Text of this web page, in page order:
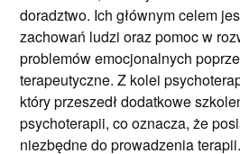
doradztwo. Ich głównym celem
zachowań ludzi oraz pomoc w
problemów emocjonalnych
terapeutyczne. Z kolei
który przeszedł dodatkowe
psychoterapii, co oznacza, że
niezbędne do prowadzenia